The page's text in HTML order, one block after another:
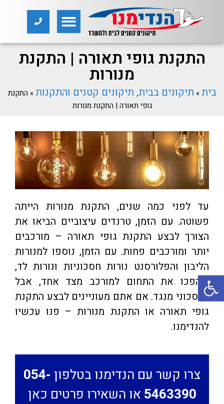
פתח סרגל נגישות
התקנת גופי תאורה | התקנת
מנורות
בית» תיקונים בבית, תיקונים קטנים והתקנות» התקנת
גופי תאורה | התקנת מנורות
עד לפני כמה שנים, התקנת מנורות הייתה
פשוטה. עם הזמן, טרנדים עיצוביים הביאו את
הצורך לבצע התקנת גופי תאורה – מורכבים
יותר ומורכבים פחות. עם הזמן, נוספו למנורות
הליבון והפלורסנט נורות חסכוניות ונורות לד,
שהפכו את התחום למורכב מצד אחד, אבל
לחסכוני מנגד. אם אתם מעוניינים לבצע התקנת
גופי תאורה או התקנת מנורות – פנו עכשיו
להנדימנו.
צרו קשר עם הנדימנו בטלפון 054-
5463390 או השאירו פרטים כאן